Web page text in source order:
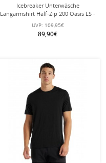
Icebreaker Unterwäsche
Langarmshirt Half-Zip 200 Oasis LS -
Merinowolle, enganliegend -
schwarz Herren
UVP: 109,95€
89,90€